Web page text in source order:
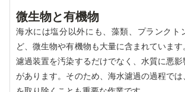
微生物と有機物
海水には塩分以外にも、藻類、プランクト
ど、微生物や有機物も大量に含まれていま
濾過装置を汚染するだけでなく、水質に悪
があります。そのため、海水濾過の過程で